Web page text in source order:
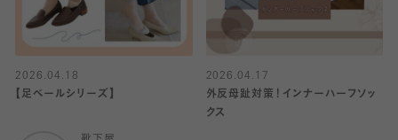
2026.04.18
【足ベールシリーズ】
2026.04.17
外反母趾対策！インナーハーフソッ
クス